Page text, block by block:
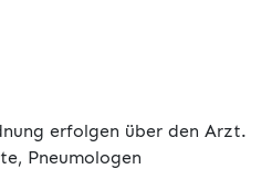
erfolgen über den Arzt.
Pneumologen